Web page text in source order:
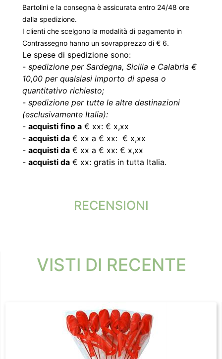
Bartolini e la consegna è assicurata entro 24/48 ore
dalla spedizione.
I clienti che scelgono la modalità di pagamento in
Contrassegno hanno un sovrapprezzo di € 6.
Le spese di spedizione sono:
- spedizione per Sardegna, Sicilia e Calabria €
10,00 per qualsiasi importo di spesa o
quantitativo richiesto;
- spedizione per tutte le altre destinazioni
(esclusivamente Italia):
- acquisti fino a € xx: € x,xx
- acquisti da € xx a € xx: € x,xx
- acquisti da € xx a € xx: € x,xx
- acquisti da € xx: gratis in tutta Italia.
RECENSIONI
VISTI DI RECENTE